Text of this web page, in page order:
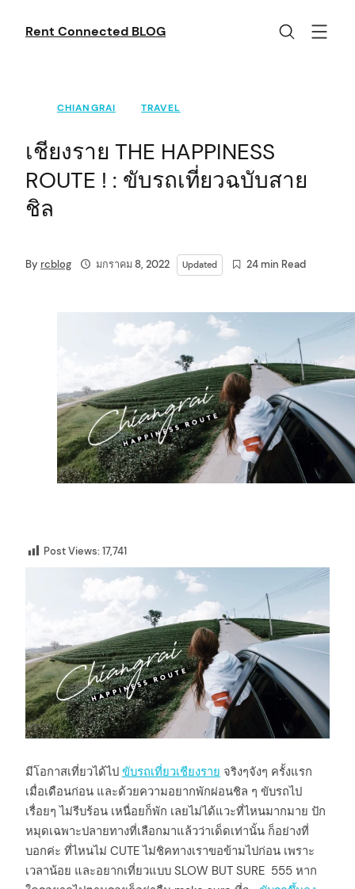
Rent Connected BLOG
CHIANGRAI TRAVEL
เชียงราย THE HAPPINESS
ROUTE ! : ขับรถเที่ยวฉบับสาย
ชิล
By rcblog มกราคม 8, 2022 Updated 24 min Read
Post Views:17,741
มีโอกาสเที่ยวได้ไป ขับรถเที่ยวเชียงราย จริงๆจังๆ ครั้งแรก
เมื่อเดือนก่อน และด้วยความอยากพักผ่อนชิล ๆ ขับรถไป
เรื่อยๆ ไม่รีบร้อน เหนื่อยก็พัก เลยไม่ได้แวะที่ไหนมากมาย ปัก
หมุดเฉพาะปลายทางที่เลือกมาแล้วว่าเด็ดเท่านั้น ก็อย่างที่
บอกค่ะ ที่ไหนไม่ CUTE ไม่ชิคทางเราขอข้ามไปก่อน เพราะ
เวลาน้อย และอยากเที่ยวแบบ SLOW BUT SURE 555 หาก